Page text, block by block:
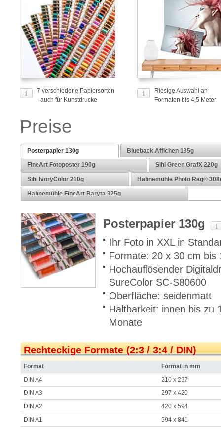
7 verschiedene Papiersorten
- auch für Kunstdrucke
Riesige Auswahl an
Formaten bis 4,5 Meter
Preise
Posterpapier 130g Blueback Affichen 135g
FineArt Fotoposter 190g Sihl Green GrafX 220g
Sihl IvoryColor 210g Hahnemühle Photo Rag®
Hahnemühle FineArt Baryta 325g
Posterpapier 130g
Ihr Foto in XXL in
Formate: 20 x 30 cm bis
Hochauflösender
SureColor SC-S80600
Oberfläche: seidenmatt
Haltbarkeit: innen bis zu
Monate
Rechteckige Formate (2:3 / 3:4 / DIN)
Format
Format in mm
DIN A4
210 x 297
DIN A3
297 x 420
DIN A2
420 x 594
DIN A1
594 x 841